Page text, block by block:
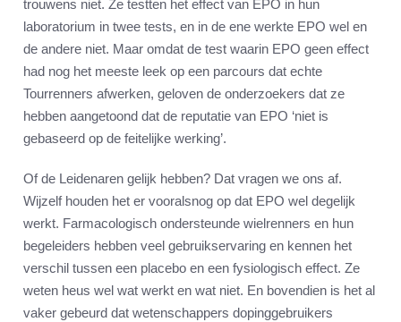
trouwens niet. Ze testten het effect van EPO in hun
laboratorium in twee tests, en in de ene werkte EPO wel en
de andere niet. Maar omdat de test waarin EPO geen effect
had nog het meeste leek op een parcours dat echte
Tourrenners afwerken, geloven de onderzoekers dat ze
hebben aangetoond dat de reputatie van EPO ‘niet is
gebaseerd op de feitelijke werking’.
Of de Leidenaren gelijk hebben? Dat vragen we ons af.
Wijzelf houden het er vooralsnog op dat EPO wel degelijk
werkt. Farmacologisch ondersteunde wielrenners en hun
begeleiders hebben veel gebruikservaring en kennen het
verschil tussen een placebo en een fysiologisch effect. Ze
weten heus wel wat werkt en wat niet. En bovendien is het al
vaker gebeurd dat wetenschappers dopinggebruikers